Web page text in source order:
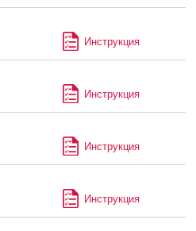
Инструкция
Инструкция
Инструкция
Инструкция